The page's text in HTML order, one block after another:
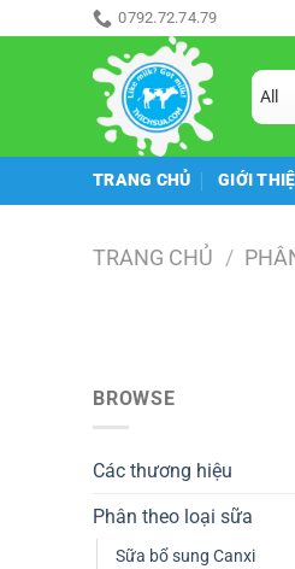
to
0792.72.74.79
TRANG CHỦ GIỚI
TRANG CHỦ /
BROWSE
Các thương hiệu
Phân theo loại sữa
Sữa bổ sung Canxi